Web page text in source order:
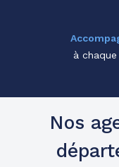
à
Nos